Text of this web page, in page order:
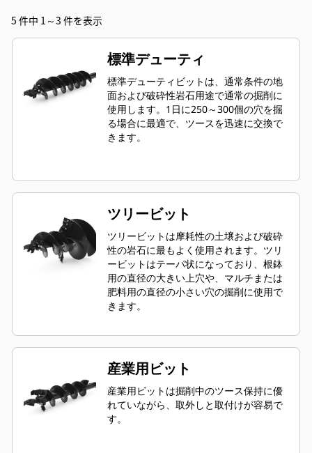
5 件中 1～3 件を表示
標準デューティ
標準デューティビットは、通常条件の地
面および破砕性岩石用途で通常の掘削に
使用します。1日に250～300個の穴を掘
る場合に最適で、ツースを迅速に交換で
きます。
ツリービット
ツリービットは摩耗性の土壌および破砕
性の岩石に最もよく使用されます。ツリ
ービットはテーパ状になっており、根鉢
用の直径の大きい上穴や、マルチまたは
肥料用の直径の小さい穴の掘削に使用で
きます。
産業用ビット
産業用ビットは掘削中のツース保持に優
れていながら、取外しと取付けが容易で
す。